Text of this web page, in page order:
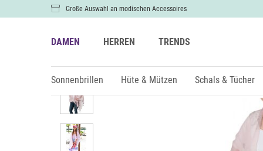
Große Auswahl an modischen Accessoires
DAMEN HERREN TRENDS
Sonnenbrillen Hüte & Mützen Schals & Tücher